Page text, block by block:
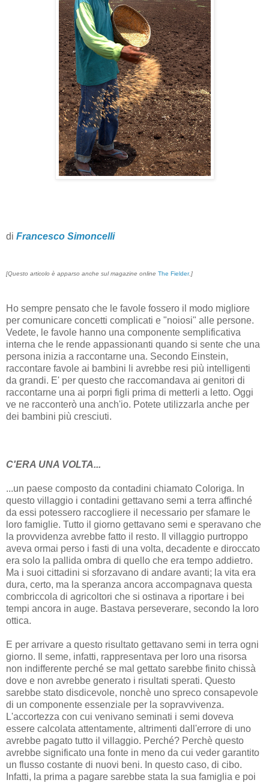
di Francesco Simoncelli
[Questo articolo è apparso anche sul magazine online The Fielder.]
Ho sempre pensato che le favole fossero il modo migliore
per comunicare concetti complicati e "noiosi" alle persone.
Vedete, le favole hanno una componente semplificativa
interna che le rende appassionanti quando si sente che una
persona inizia a raccontarne una. Secondo Einstein,
raccontare favole ai bambini li avrebbe resi più intelligenti
da grandi. E' per questo che raccomandava ai genitori di
raccontarne una ai porpri figli prima di metterli a letto. Oggi
ve ne racconterò una anch'io. Potete utilizzarla anche per
dei bambini più cresciuti.
C'ERA UNA VOLTA...
...un paese composto da contadini chiamato Coloriga. In
questo villaggio i contadini gettavano semi a terra affinché
da essi potessero raccogliere il necessario per sfamare le
loro famiglie. Tutto il giorno gettavano semi e speravano che
la provvidenza avrebbe fatto il resto. Il villaggio purtroppo
aveva ormai perso i fasti di una volta, decadente e diroccato
era solo la pallida ombra di quello che era tempo addietro.
Ma i suoi cittadini si sforzavano di andare avanti; la vita era
dura, certo, ma la speranza ancora accompagnava questa
combriccola di agricoltori che si ostinava a riportare i bei
tempi ancora in auge. Bastava perseverare, secondo la loro
ottica.
E per arrivare a questo risultato gettavano semi in terra ogni
giorno. Il seme, infatti, rappresentava per loro una risorsa
non indifferente perché se mal gettato sarebbe finito chissà
dove e non avrebbe generato i risultati sperati. Questo
sarebbe stato disdicevole, nonchè uno spreco consapevole
di un componente essenziale per la sopravvivenza.
L'accortezza con cui venivano seminati i semi doveva
essere calcolata attentamente, altrimenti dall'errore di uno
avrebbe pagato tutto il villaggio. Perché? Perchè questo
avrebbe significato una fonte in meno da cui veder garantito
un flusso costante di nuovi beni. In questo caso, di cibo.
Infatti, la prima a pagare sarebbe stata la sua famiglia e poi